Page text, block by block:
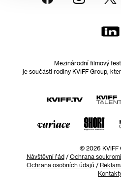
Mezinárodní filmový
je součástí rodiny KVIFF Group,
© 2026 KVIFF
Návštěvní řád/ Ochrana
Ochrana osobních údajů /